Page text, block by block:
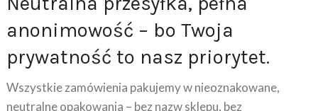
anonimowość – bo Twoja
prywatność to nasz priorytet.
Wszystkie zamówienia pakujemy w nieoznakowane,
neutralne opakowania – bez nazw sklepu, bez